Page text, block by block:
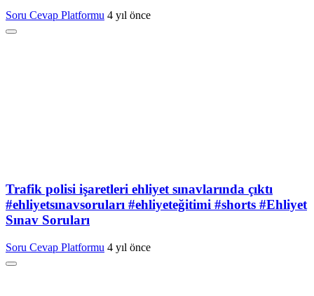
Soru Cevap Platformu 4 yıl önce
Trafik polisi işaretleri ehliyet sınavlarında çıktı
#ehliyetsınavsoruları #ehliyeteğitimi #shorts #Ehliyet
Sınav Soruları
Soru Cevap Platformu 4 yıl önce